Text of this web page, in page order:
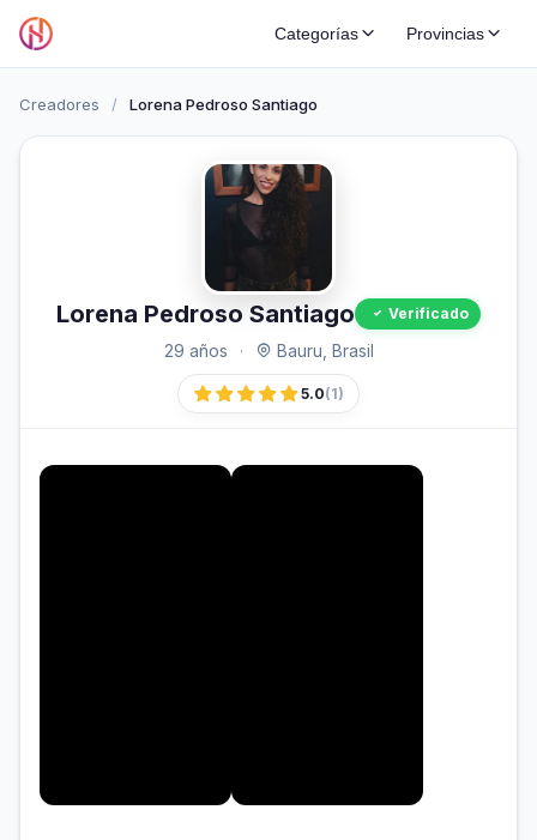
Categorías Provincias
Creadores / Lorena Pedroso Santiago
Lorena Pedroso Santiago Verificado
29 años · Bauru, Brasil
5.0(1)